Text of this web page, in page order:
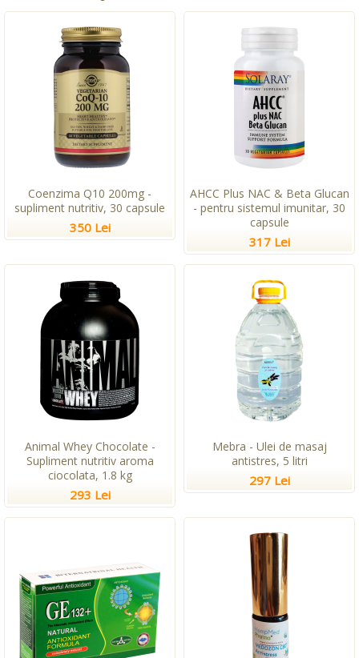
Coenzima Q10 200mg -
supliment nutritiv, 30 capsule
350 Lei
AHCC Plus NAC & Beta Glucan
- pentru sistemul imunitar, 30
capsule
317 Lei
Animal Whey Chocolate -
Supliment nutritiv aroma
ciocolata, 1.8 kg
293 Lei
Mebra - Ulei de masaj
antistres, 5 litri
297 Lei